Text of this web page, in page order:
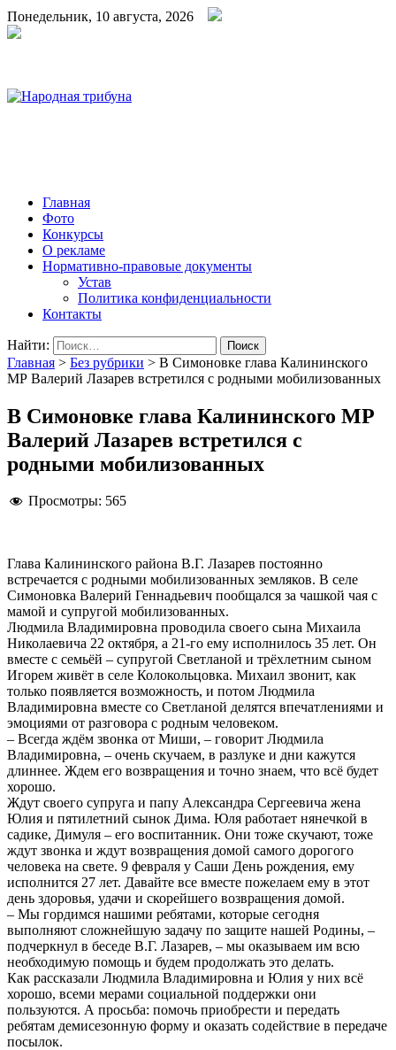
Понедельник, 10 августа, 2026
Главная
Фото
Конкурсы
О рекламе
Нормативно-правовые документы
Устав
Политика конфиденциальности
Контакты
Найти:
Главная > Без рубрики > В Симоновке глава Калининского
МР Валерий Лазарев встретился с родными мобилизованных
В Симоновке глава Калининского МР
Валерий Лазарев встретился с
родными мобилизованных
Просмотры: 565
Глава Калининского района В.Г. Лазарев постоянно
встречается с родными мобилизованных земляков. В селе
Симоновка Валерий Геннадьевич пообщался за чашкой чая с
мамой и супругой мобилизованных.
Людмила Владимировна проводила своего сына Михаила
Николаевича 22 октября, а 21-го ему исполнилось 35 лет. Он
вместе с семьёй – супругой Светланой и трёхлетним сыном
Игорем живёт в селе Колокольцовка. Михаил звонит, как
только появляется возможность, и потом Людмила
Владимировна вместе со Светланой делятся впечатлениями и
эмоциями от разговора с родным человеком.
– Всегда ждём звонка от Миши, – говорит Людмила
Владимировна, – очень скучаем, в разлуке и дни кажутся
длиннее. Ждем его возвращения и точно знаем, что всё будет
хорошо.
Ждут своего супруга и папу Александра Сергеевича жена
Юлия и пятилетний сынок Дима. Юля работает нянечкой в
садике, Димуля – его воспитанник. Они тоже скучают, тоже
ждут звонка и ждут возвращения домой самого дорогого
человека на свете. 9 февраля у Саши День рождения, ему
исполнится 27 лет. Давайте все вместе пожелаем ему в этот
день здоровья, удачи и скорейшего возвращения домой.
– Мы гордимся нашими ребятами, которые сегодня
выполняют сложнейшую задачу по защите нашей Родины, –
подчеркнул в беседе В.Г. Лазарев, – мы оказываем им всю
необходимую помощь и будем продолжать это делать.
Как рассказали Людмила Владимировна и Юлия у них всё
хорошо, всеми мерами социальной поддержки они
пользуются. А просьба: помочь приобрести и передать
ребятам демисезонную форму и оказать содействие в передаче
посылок.